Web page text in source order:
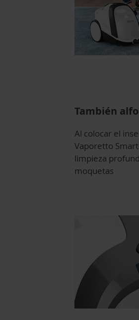
También
Al colocar el
Vaporetto
limpieza
moquetas